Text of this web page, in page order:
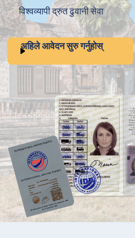
विश्वव्यापी द्रुत ढुवानी सेवा
अहिले आवेदन सुरु गर्नुहोस्